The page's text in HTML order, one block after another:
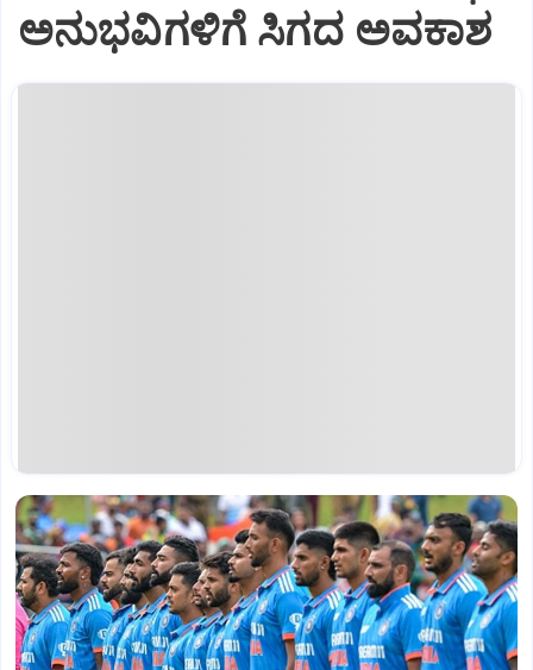
ಅನುಭವಿಗಳಿಗೆ ಸಿಗದ ಅವಕಾಶ